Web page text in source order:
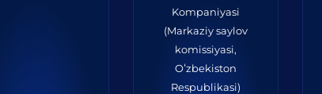
Kompaniyasi
(Markaziy saylov
komissiyasi,
Oʻzbekiston
Respublikasi)